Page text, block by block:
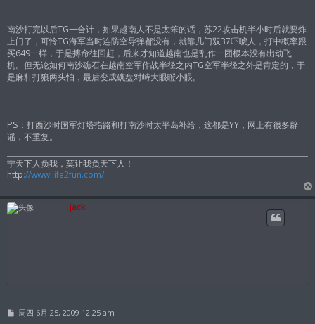
南沙打完以后TG一合计，如果越南人不是太笨的话，苏22攻击机半小时后就要炸
上门了，可怜TG海军当时连防空导弹都没有，就靠几门双37吓唬人，打中概率跟
买649一样，于是搏命往回赶，后来才知道越南也是乱作一团根本没有出动飞
机。但无论如何南沙礁石在越南空军作战半径之内TG空军半径之外是肯定的，于
是麻杆打狼两头怕，最后变成礁盘对峙大眼瞪小眼。
PS：打西沙时国军灯塔指路和打南沙时太平岛补给，这都是YY，网上有很多辟
谣，不重复。
宁天下人负我，莫让我负天下人！
http://www.life2fun.com/
jack
帖
周四 6月 25, 2009 12:25 am